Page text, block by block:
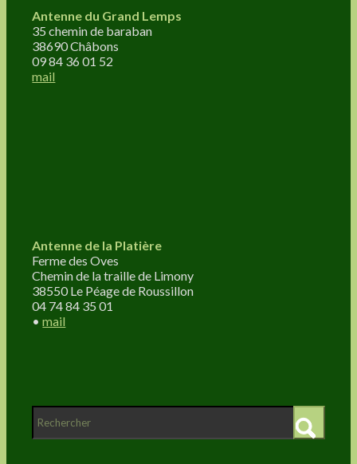
Antenne du Grand Lemps
35 chemin de baraban
38690 Châbons
09 84 36 01 52
mail
Antenne de la Platière
Ferme des Oves
Chemin de la traille de Limony
38550 Le Péage de Roussillon
04 74 84 35 01
•mail